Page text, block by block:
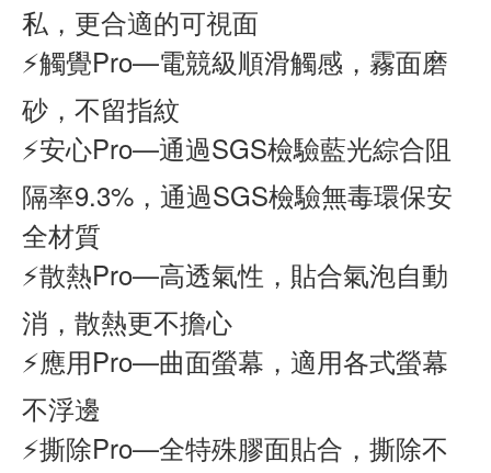
私，更合適的可視面
⚡觸覺Pro—電競級順滑觸感，霧面磨
砂，不留指紋
⚡安心Pro—通過SGS檢驗藍光綜合阻
隔率9.3%，通過SGS檢驗無毒環保安
全材質
⚡散熱Pro—高透氣性，貼合氣泡自動
消，散熱更不擔心
⚡應用Pro—曲面螢幕，適用各式螢幕
不浮邊
⚡撕除Pro—全特殊膠面貼合，撕除不